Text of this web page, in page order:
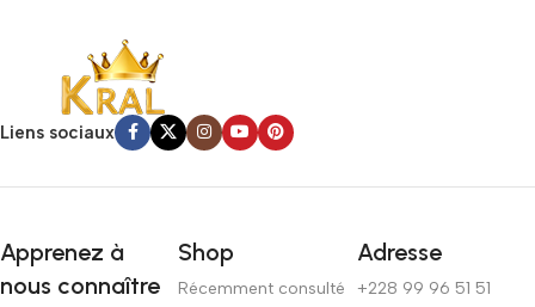
Liens sociaux
Apprenez à
nous connaître
Shop
Récemment consulté
Adresse
+228 99 96 51 51